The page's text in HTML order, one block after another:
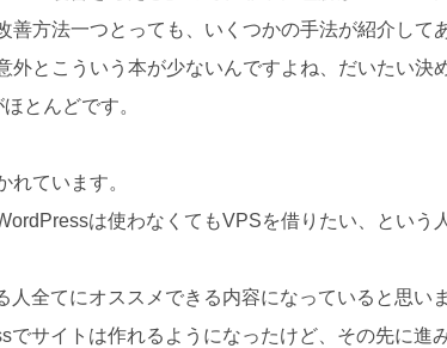
方法一つとっても、いくつかの手法が紹介して
とこういう本が少ないんですよね、だいたい決
とんどです。
ています。
は使わなくてもVPSを借りたい、という
全てにオススメできる内容になっていると思いま
サイトは作れるようになったけど、その先に進